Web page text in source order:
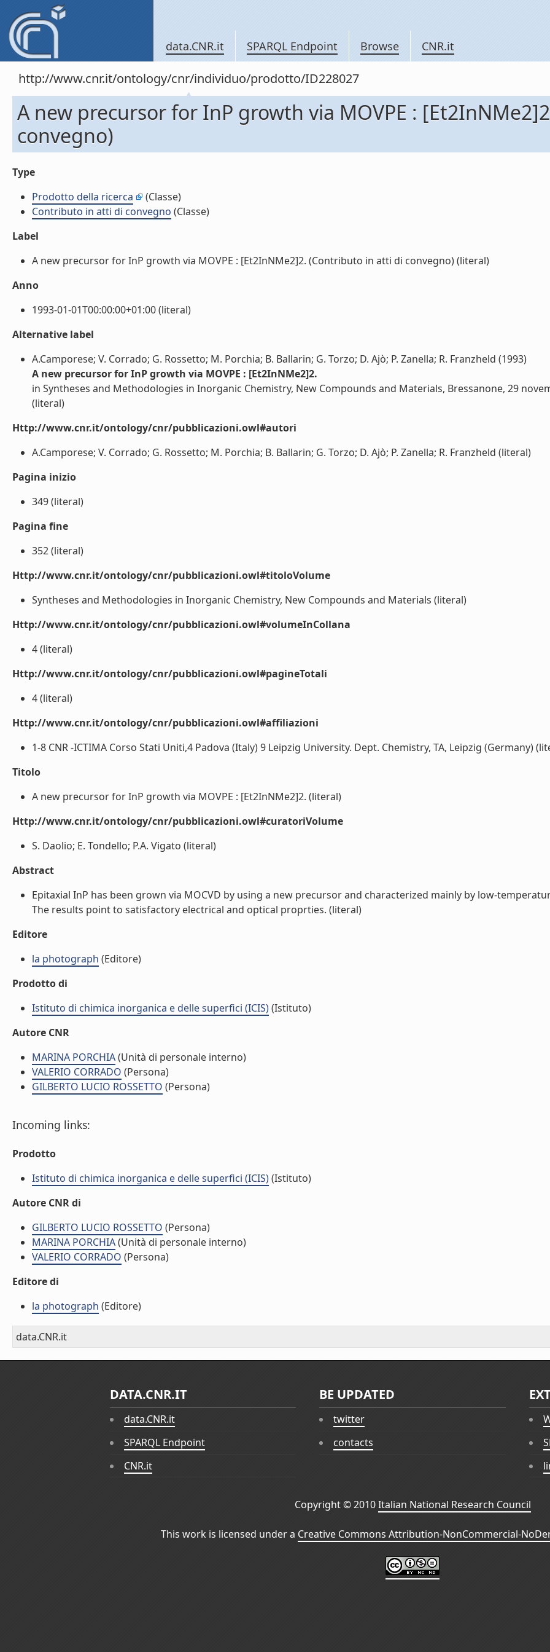
data.CNR.it SPARQL Endpoint Browse CNR.it
http://www.cnr.it/ontology/cnr/individuo/prodotto/ID228027
A new precursor for InP growth via MOVPE :
convegno)
Type
Prodotto della ricerca
(Classe)
Contributo in atti di convegno (Classe)
Label
A new precursor for InP growth via MOVPE : [Et2InNMe2]2. (Contributo in atti di convegno) (literal)
Anno
1993-01-01T00:00:00+01:00 (literal)
Alternative label
A.Camporese; V. Corrado; G. Rossetto; M. Porchia; B. Ballarin; G. Torzo; D. Ajò; P. Zanella; R. Franzheld (1993)
A new precursor for InP growth via MOVPE : [Et2InNMe2]2.
in Syntheses and Methodologies in Inorganic Chemistry, New Compounds and Materials, Bressanone, 29
(literal)
Http://www.cnr.it/ontology/cnr/pubblicazioni.owl#autori
A.Camporese; V. Corrado; G. Rossetto; M. Porchia; B. Ballarin; G. Torzo; D. Ajò; P. Zanella; R. Franzheld (literal)
Pagina inizio
349 (literal)
Pagina fine
352 (literal)
Http://www.cnr.it/ontology/cnr/pubblicazioni.owl#titoloVolume
Syntheses and Methodologies in Inorganic Chemistry, New Compounds and Materials (literal)
Http://www.cnr.it/ontology/cnr/pubblicazioni.owl#volumeInCollana
4 (literal)
Http://www.cnr.it/ontology/cnr/pubblicazioni.owl#pagineTotali
4 (literal)
Http://www.cnr.it/ontology/cnr/pubblicazioni.owl#affiliazioni
1-8 CNR -ICTIMA Corso Stati Uniti,4 Padova (Italy) 9 Leipzig University. Dept. Chemistry, TA, Leipzig (Germany)
Titolo
A new precursor for InP growth via MOVPE : [Et2InNMe2]2. (literal)
Http://www.cnr.it/ontology/cnr/pubblicazioni.owl#curatoriVolume
S. Daolio; E. Tondello; P.A. Vigato (literal)
Abstract
Epitaxial InP has been grown via MOCVD by using a new precursor and characterized mainly by low-
The results point to satisfactory electrical and optical proprties. (literal)
Editore
la photograph (Editore)
Prodotto di
Istituto di chimica inorganica e delle superfici (ICIS)(Istituto)
Autore CNR
MARINA PORCHIA(Unità di personale interno)
VALERIO CORRADO (Persona)
GILBERTO LUCIO ROSSETTO (Persona)
Incoming links:
Prodotto
Istituto di chimica inorganica e delle superfici (ICIS)(Istituto)
Autore CNR di
GILBERTO LUCIO ROSSETTO (Persona)
MARINA PORCHIA(Unità di personale interno)
VALERIO CORRADO (Persona)
Editore di
la photograph (Editore)
data.CNR.it
DATA.CNR.IT
data.CNR.it
SPARQL Endpoint
CNR.it
BE UPDATED
twitter
contacts
Copyright © 2010Italian National Research Council
This work is licensed under a Creative Commons Attribution-NonCommercial-